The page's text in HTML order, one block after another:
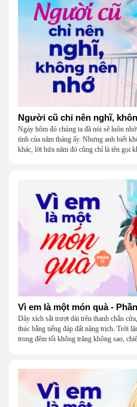
Người cũ chỉ nên nghĩ,
Ngày hôm đó chúng ta đã nói sẽ luôn
tình của năm tháng ấy. Nhưng anh biết
khác, lời hứa năm đó cũng chỉ là tên gọi
Vì em là một món quà -
Dây xích sắt trượt dài trên thanh chắn
thúc bằng tiếng đáp đất nặng trịch. Trời
trong đêm tối không trăng không sao,